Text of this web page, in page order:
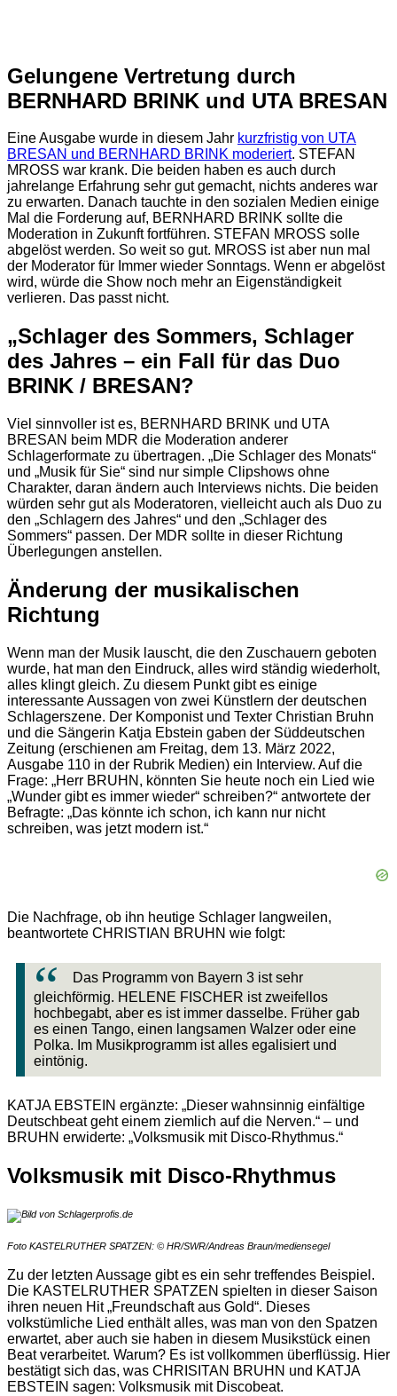
Gelungene Vertretung durch
BERNHARD BRINK und UTA BRESAN
Eine Ausgabe wurde in diesem Jahr kurzfristig von UTA
BRESAN und BERNHARD BRINK moderiert. STEFAN
MROSS war krank. Die beiden haben es auch durch
jahrelange Erfahrung sehr gut gemacht, nichts anderes war
zu erwarten. Danach tauchte in den sozialen Medien einige
Mal die Forderung auf, BERNHARD BRINK sollte die
Moderation in Zukunft fortführen. STEFAN MROSS solle
abgelöst werden. So weit so gut. MROSS ist aber nun mal
der Moderator für Immer wieder Sonntags. Wenn er abgelöst
wird, würde die Show noch mehr an Eigenständigkeit
verlieren. Das passt nicht.
„Schlager des Sommers, Schlager
des Jahres – ein Fall für das Duo
BRINK / BRESAN?
Viel sinnvoller ist es, BERNHARD BRINK und UTA
BRESAN beim MDR die Moderation anderer
Schlagerformate zu übertragen. „Die Schlager des Monats“
und „Musik für Sie“ sind nur simple Clipshows ohne
Charakter, daran ändern auch Interviews nichts. Die beiden
würden sehr gut als Moderatoren, vielleicht auch als Duo zu
den „Schlagern des Jahres“ und den „Schlager des
Sommers“ passen. Der MDR sollte in dieser Richtung
Überlegungen anstellen.
Änderung der musikalischen
Richtung
Wenn man der Musik lauscht, die den Zuschauern geboten
wurde, hat man den Eindruck, alles wird ständig wiederholt,
alles klingt gleich. Zu diesem Punkt gibt es einige
interessante Aussagen von zwei Künstlern der deutschen
Schlagerszene. Der Komponist und Texter Christian Bruhn
und die Sängerin Katja Ebstein gaben der Süddeutschen
Zeitung (erschienen am Freitag, dem 13. März 2022,
Ausgabe 110 in der Rubrik Medien) ein Interview. Auf die
Frage: „Herr BRUHN, könnten Sie heute noch ein Lied wie
„Wunder gibt es immer wieder“ schreiben?“ antwortete der
Befragte: „Das könnte ich schon, ich kann nur nicht
schreiben, was jetzt modern ist.“
Die Nachfrage, ob ihn heutige Schlager langweilen,
beantwortete CHRISTIAN BRUHN wie folgt:
Das Programm von Bayern 3 ist sehr
gleichförmig. HELENE FISCHER ist zweifellos
hochbegabt, aber es ist immer dasselbe. Früher gab
es einen Tango, einen langsamen Walzer oder eine
Polka. Im Musikprogramm ist alles egalisiert und
eintönig.
KATJA EBSTEIN ergänzte: „Dieser wahnsinnig einfältige
Deutschbeat geht einem ziemlich auf die Nerven.“ – und
BRUHN erwiderte: „Volksmusik mit Disco-Rhythmus.“
Volksmusik mit Disco-Rhythmus
Foto KASTELRUTHER SPATZEN: © HR/SWR/Andreas Braun/mediensegel
Zu der letzten Aussage gibt es ein sehr treffendes Beispiel.
Die KASTELRUTHER SPATZEN spielten in dieser Saison
ihren neuen Hit „Freundschaft aus Gold“. Dieses
volkstümliche Lied enthält alles, was man von den Spatzen
erwartet, aber auch sie haben in diesem Musikstück einen
Beat verarbeitet. Warum? Es ist vollkommen überflüssig. Hier
bestätigt sich das, was CHRISITAN BRUHN und KATJA
EBSTEIN sagen: Volksmusik mit Discobeat.